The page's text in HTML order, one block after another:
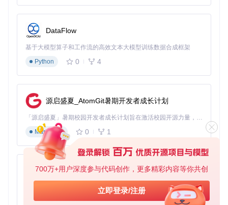
700万+用户深度参与代码创作，更多精彩内容等你共创
立即登录/注册
eluxe主题的秋季背景营造温馨氛围，开启"团队对战"模式增加
互动乐趣。配置要点：
在"多人设置"中选择"团队对战"模式
通过"音效设置"开启混响效果，模拟KTV声场环境
6人以上狂欢模式：节日庆祝的娱乐核心
大型家庭聚会或节日庆祝时，可启动"派对 tournament"模式，
景配合动感音乐，营造热烈氛围：
在主菜单选择"派对 > tournament"
设置每轮演唱时间和评分标准
选择Deluxe主题的summer背景增强视觉效果
：你家最常进行的K歌场景是哪种？多人派对还是
DataFlow
基于大模型算子和工作流的高效文本大模型训练数据合成框架
Python
0 4
源启盛夏_AtomGit暑期开发者成长计划
「源启盛夏」暑期校园开发者成长计划旨在激活校园开源力量，通过积分激励、认证扶持、资源倾斜等形式，引导高校组织和开发者完成「入驻 — 建项目 — 做贡献 — 获认证 — 得资源」的完整闭环。无论你是想带领社团入驻平台的组织者，还是希望用代码贡献证明自己的开发者，都能在这里找到属于你的成长路径。
Markdown
0 1
py-xiaozhi
基于Python的Xiaozhi AI，适用于想要完整Xiaozhi体验而无需拥有专用硬件的用户。
Python
0 1